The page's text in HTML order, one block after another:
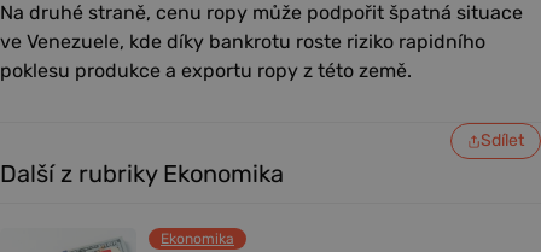
Na druhé straně, cenu ropy může podpořit špatná situace
ve Venezuele, kde díky bankrotu roste riziko rapidního
poklesu produkce a exportu ropy z této země.
Sdílet
Další z rubriky Ekonomika
Ekonomika